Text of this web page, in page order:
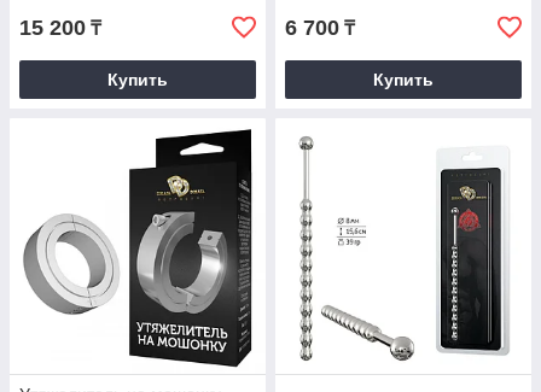
15 200 ₸
Купить
6 700 ₸
Купить